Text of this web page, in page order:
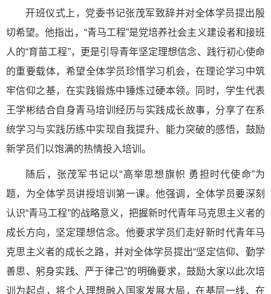
开班仪式上，党委书记张茂军致辞并对全体学员提出殷
切希望。他指出，“青马工程”是党培养社会主义建设者和接班
人的“育苗工程”，更是引导青年坚定理想信念、践行初心使命
的重要载体，希望全体学员珍惜学习机会，在理论学习中筑
牢信仰之基，在实践锻炼中锤炼过硬本领。同时，学生代表
王学彬结合自身青马培训经历与实践成长故事，分享了在系
统学习与实践历练中实现自我提升、能力突破的感悟，鼓励
新学员们以饱满的热情投入培训。
随后，张茂军书记以“高举思想旗帜 勇担时代使命”为
题，为全体学员讲授培训第一课。他强调，全体学员要深刻
认识“青马工程”的战略意义，把握新时代青年马克思主义者的
成长方向，坚定理想信念。他要求学员们走好新时代青年马
克思主义者的成长之路，并对全体学员提出“坚定信仰、勤学
善思、躬身实践、严于律己”的明确要求，鼓励大家以此次培
训为起点，将个人理想融入国家发展大局，在基层一线、在